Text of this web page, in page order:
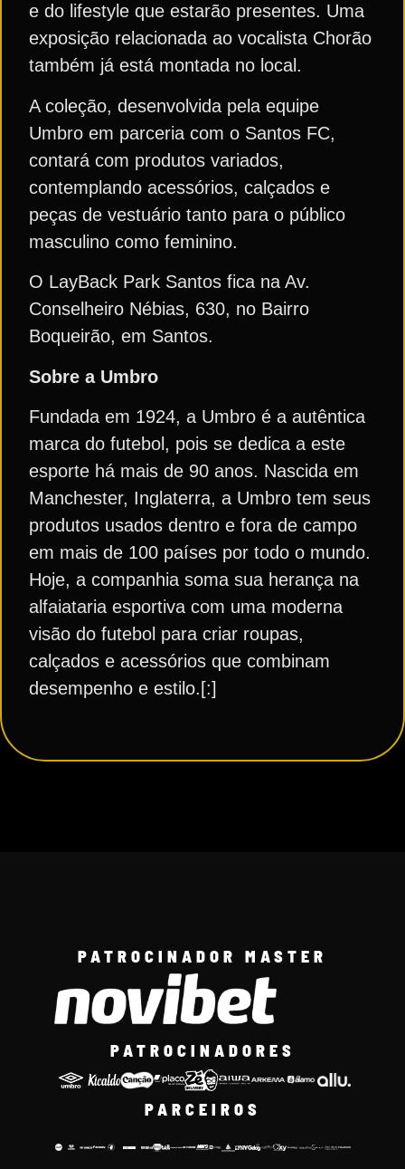
e do lifestyle que estarão presentes. Uma
exposição relacionada ao vocalista Chorão
também já está montada no local.
A coleção, desenvolvida pela equipe
Umbro em parceria com o Santos FC,
contará com produtos variados,
contemplando acessórios, calçados e
peças de vestuário tanto para o público
masculino como feminino.
O LayBack Park Santos fica na Av.
Conselheiro Nébias, 630, no Bairro
Boqueirão, em Santos.
Sobre a Umbro
Fundada em 1924, a Umbro é a autêntica
marca do futebol, pois se dedica a este
esporte há mais de 90 anos. Nascida em
Manchester, Inglaterra, a Umbro tem seus
produtos usados dentro e fora de campo
em mais de 100 países por todo o mundo.
Hoje, a companhia soma sua herança na
alfaiataria esportiva com uma moderna
visão do futebol para criar roupas,
calçados e acessórios que combinam
desempenho e estilo.[:]
PATROCINADOR MASTER
PATROCINADORES
PARCEIROS